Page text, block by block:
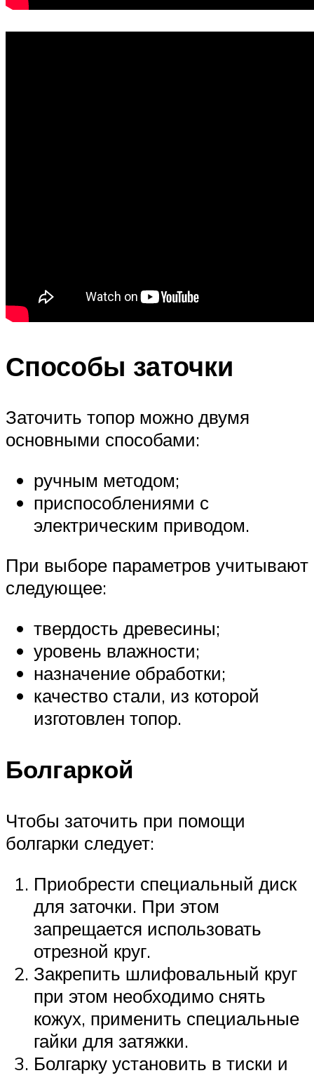
Способы заточки
Заточить топор можно двумя
основными способами:
ручным методом;
приспособлениями с
электрическим приводом.
При выборе параметров учитывают
следующее:
твердость древесины;
уровень влажности;
назначение обработки;
качество стали, из которой
изготовлен топор.
Болгаркой
Чтобы заточить при помощи
болгарки следует:
Приобрести специальный диск
для заточки. При этом
запрещается использовать
отрезной круг.
Закрепить шлифовальный круг
при этом необходимо снять
кожух, применить специальные
гайки для затяжки.
Болгарку установить в тиски и